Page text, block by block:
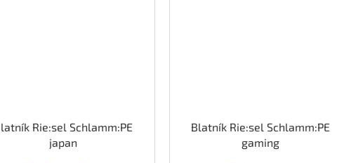
Rie:sel Schlamm:PE
japan
Blatník Rie:sel Schlamm:PE
gaming